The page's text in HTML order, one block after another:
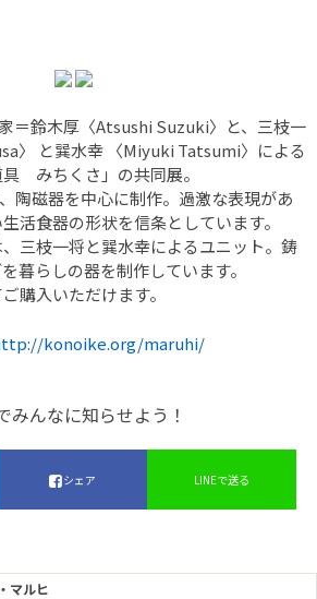
＝鈴木厚〈Atsushi Suzuki〉と、三枝一
〉 と巽水幸 〈Miyuki Tatsumi〉による
みちくさ」の共同展。
陶磁器を中心に制作。過激な表現があ
活食器の形状を信条としています。
三枝一将と巽水幸によるユニット。鋳
暮らしの器を制作しています。
購入いただけます。
konoike.org/maruhi/
みんなに知らせよう！
シェア LINEで送る
マルヒ